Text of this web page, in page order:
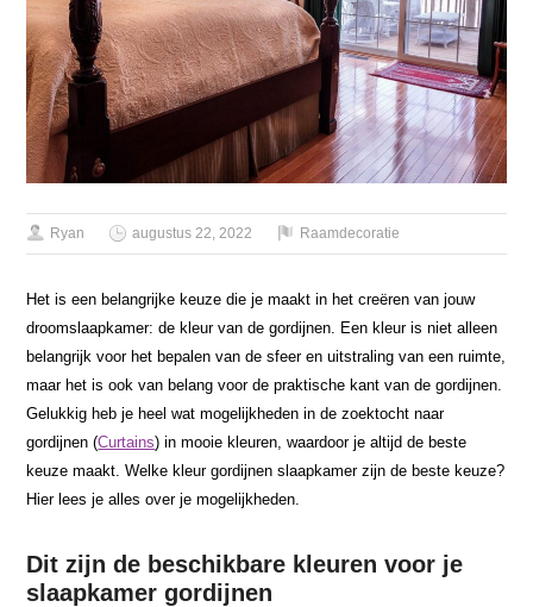
Ryan augustus 22, 2022 Raamdecoratie
Het is een belangrijke keuze die je maakt in het creëren van jouw
droomslaapkamer: de kleur van de gordijnen. Een kleur is niet alleen
belangrijk voor het bepalen van de sfeer en uitstraling van een ruimte,
maar het is ook van belang voor de praktische kant van de gordijnen.
Gelukkig heb je heel wat mogelijkheden in de zoektocht naar
gordijnen (Curtains) in mooie kleuren, waardoor je altijd de beste
keuze maakt. Welke kleur gordijnen slaapkamer zijn de beste keuze?
Hier lees je alles over je mogelijkheden.
Dit zijn de beschikbare kleuren voor je
slaapkamer gordijnen